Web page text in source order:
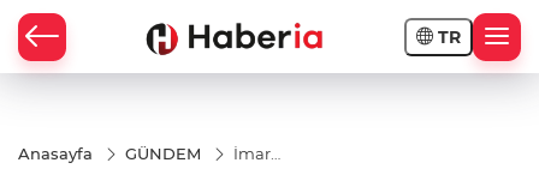
TR
Anasayfa GÜNDEM
İmar